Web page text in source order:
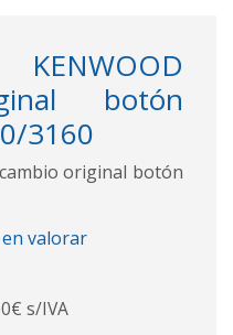
botón
3160
original botón
valorar
s/IVA